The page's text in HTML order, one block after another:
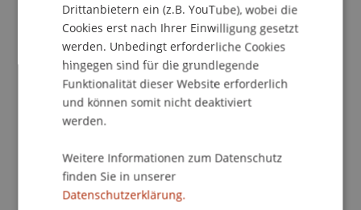
Dozierende/Dozierender:
Marten Graebner
School/Professur:
Finanzökonomie
Lieblingsband? Ein fotorealistisches Bild einer
Fussball-spielenden Katze in 5 Sekunden? Tom
Cruise auf Video? Das geht mittlerweile alles
Drittanbietern ein (z.B. YouTube), wobei die
Cookies erst nach Ihrer Einwilligung gesetzt
werden. Unbedingt erforderliche Cookies
hingegen sind für die grundlegende
Funktionalität dieser Website erforderlich
und können somit nicht deaktiviert
werden.
Weitere Informationen zum Datenschutz
finden Sie in unserer
Datenschutzerklärung.